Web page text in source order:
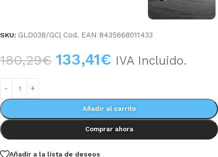
SKU: GLD038/GC| Cod. EAN 8435668011433
180,29€ 133,41€ IVA Incluido.
Añadir al carrito
Comprar ahora
Añadir a la lista de deseos